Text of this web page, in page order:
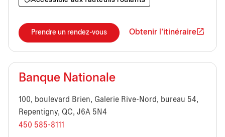
Prendre un rendez-vous Obtenir l'itinéraire
Banque Nationale
100, boulevard Brien, Galerie Rive-Nord, bureau 54,
Repentigny, QC, J6A 5N4
450 585-8111